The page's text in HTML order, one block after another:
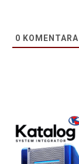
0 KOMENTARA